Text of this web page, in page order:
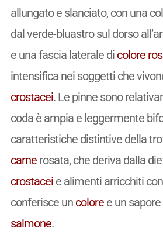
allungato e slanciato, con una
dal verde-bluastro sul dorso
e una fascia laterale di colore
intensifica nei soggetti che
crostacei. Le pinne sono
coda è ampia e leggermente
caratteristiche distintive della
carnerosata, che deriva dalla
crostaceie alimenti arricchiti
conferisce un coloree un
salmone.